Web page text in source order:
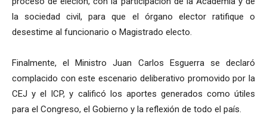
la sociedad civil, para que el órgano elector ratifique o
desestime al funcionario o Magistrado electo.
Finalmente, el Ministro Juan Carlos Esguerra se declaró
complacido con este escenario deliberativo promovido por la
CEJ y el ICP, y calificó los aportes generados como útiles
para el Congreso, el Gobierno y la reflexión de todo el país.